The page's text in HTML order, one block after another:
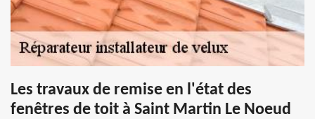
Les travaux de remise en l'état des
fenêtres de toit à Saint Martin Le Noeud